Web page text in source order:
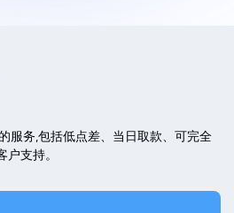
服务,包括低点差、当日取款、可完全
户支持。